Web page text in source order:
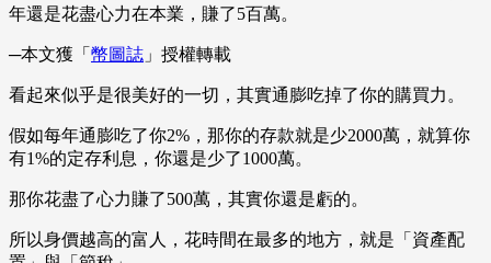
年還是花盡心力在本業，賺了5百萬。
─本文獲「 幣圖誌 」授權轉載
看起來似乎是很美好的一切，其實通膨吃掉了你的購買力。
假如每年通膨吃了你2%，那你的存款就是少2000萬，就算你
有1%的定存利息，你還是少了1000萬。
那你花盡了心力賺了500萬，其實你還是虧的。
所以身價越高的富人，花時間在最多的地方，就是「資產配